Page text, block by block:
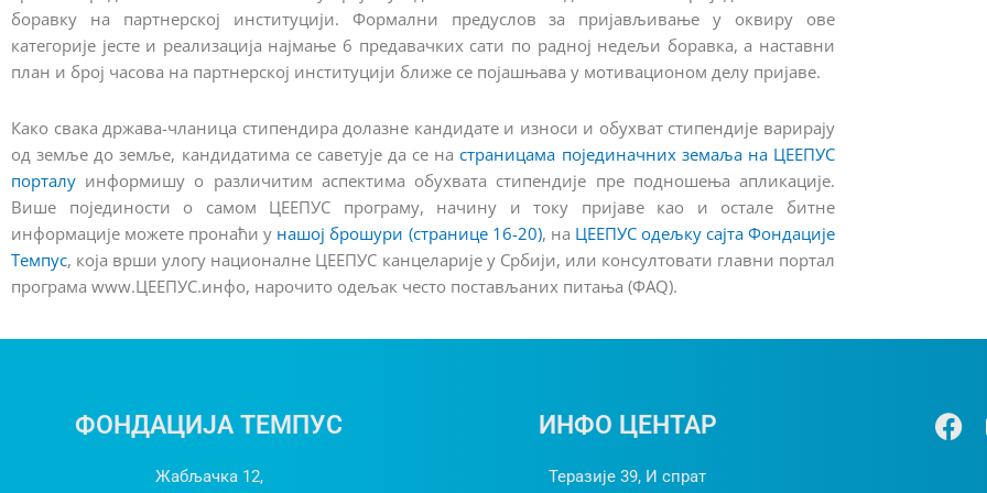
боравку на партнерској институцији. Формални предуслов за пријављивање у оквиру ове
категорије јесте и реализација најмање 6 предавачких сати по радној недељи боравка, а наставни
план и број часова на партнерској институцији ближе се појашњава у мотивационом делу пријаве.
Како свака држава-чланица стипендира долазне кандидате и износи и обухват стипендије варирају
од земље до земље, кандидатима се саветује да се настраницама појединачних земаља на ЦЕЕПУС
порталу информишу о различитим аспектима обухвата стипендије пре подношења апликације.
Више појединости о самом ЦЕЕПУС програму, начину и току пријаве као и остале битне
информације можете пронаћи у нашој брошури (странице 16-20), на ЦЕЕПУС одељку сајта Фондације
Темпус, која врши улогу националне ЦЕЕПУС канцеларије у Србији, или консултовати главни портал
програма www.ЦЕЕПУС.инфо, нарочито одељак често постављаних питања (ФАQ).
ФОНДАЦИЈА ТЕМПУС
Жабљачка 12,
ИНФО ЦЕНТАР
Теразије 39, И спрат
Ф
а